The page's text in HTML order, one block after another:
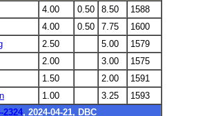
4.00 0.50 8.50
1588
4.00 0.50 7.75
1600
2.50 5.00
1579
2.00 3.00
1575
1.50 2.00
1591
1.00 3.25
1593
2324, 2024-04-21, DBC